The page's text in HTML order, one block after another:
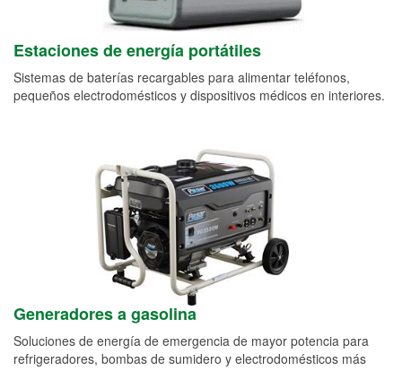
Estaciones de energía portátiles
Sistemas de baterías recargables para alimentar teléfonos,
pequeños electrodomésticos y dispositivos médicos en interiores.
Generadores a gasolina
Soluciones de energía de emergencia de mayor potencia para
refrigeradores, bombas de sumidero y electrodomésticos más